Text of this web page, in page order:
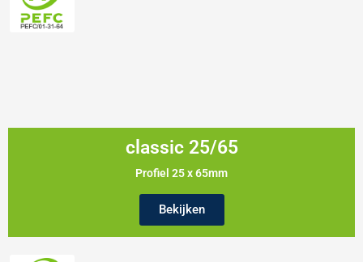
classic 25/65
Profiel 25 x 65mm
Bekijken